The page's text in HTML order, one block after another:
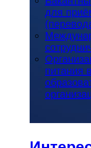
для
питания в